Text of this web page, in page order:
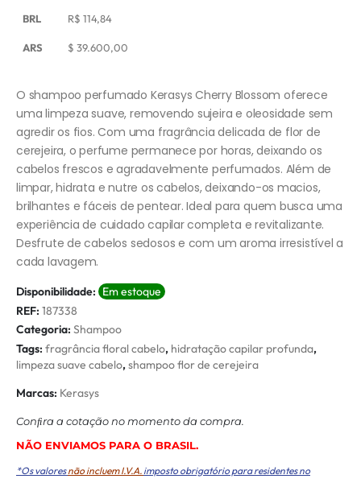
BRL R$ 114,84
ARS $ 39.600,00
O shampoo perfumado Kerasys Cherry Blossom oferece
uma limpeza suave, removendo sujeira e oleosidade sem
agredir os fios. Com uma fragrância delicada de flor de
cerejeira, o perfume permanece por horas, deixando os
cabelos frescos e agradavelmente perfumados. Além de
limpar, hidrata e nutre os cabelos, deixando-os macios,
brilhantes e fáceis de pentear. Ideal para quem busca uma
experiência de cuidado capilar completa e revitalizante.
Desfrute de cabelos sedosos e com um aroma irresistível a
cada lavagem.
Disponibilidade: Em estoque
REF: 187338
Categoria: Shampoo
Tags: fragrância floral cabelo, hidratação capilar profunda,
limpeza suave cabelo,shampoo flor de cerejeira
Marcas: Kerasys
Conﬁra a cotação no momento da compra.
NÃO ENVIAMOS PARA O BRASIL.
*Os valoresnão incluem I.V.A. imposto obrigatório para residentes no